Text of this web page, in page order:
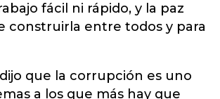
fácil ni rápido, y la paz
construirla entre todos y para
que la corrupción es uno
a los que más hay que